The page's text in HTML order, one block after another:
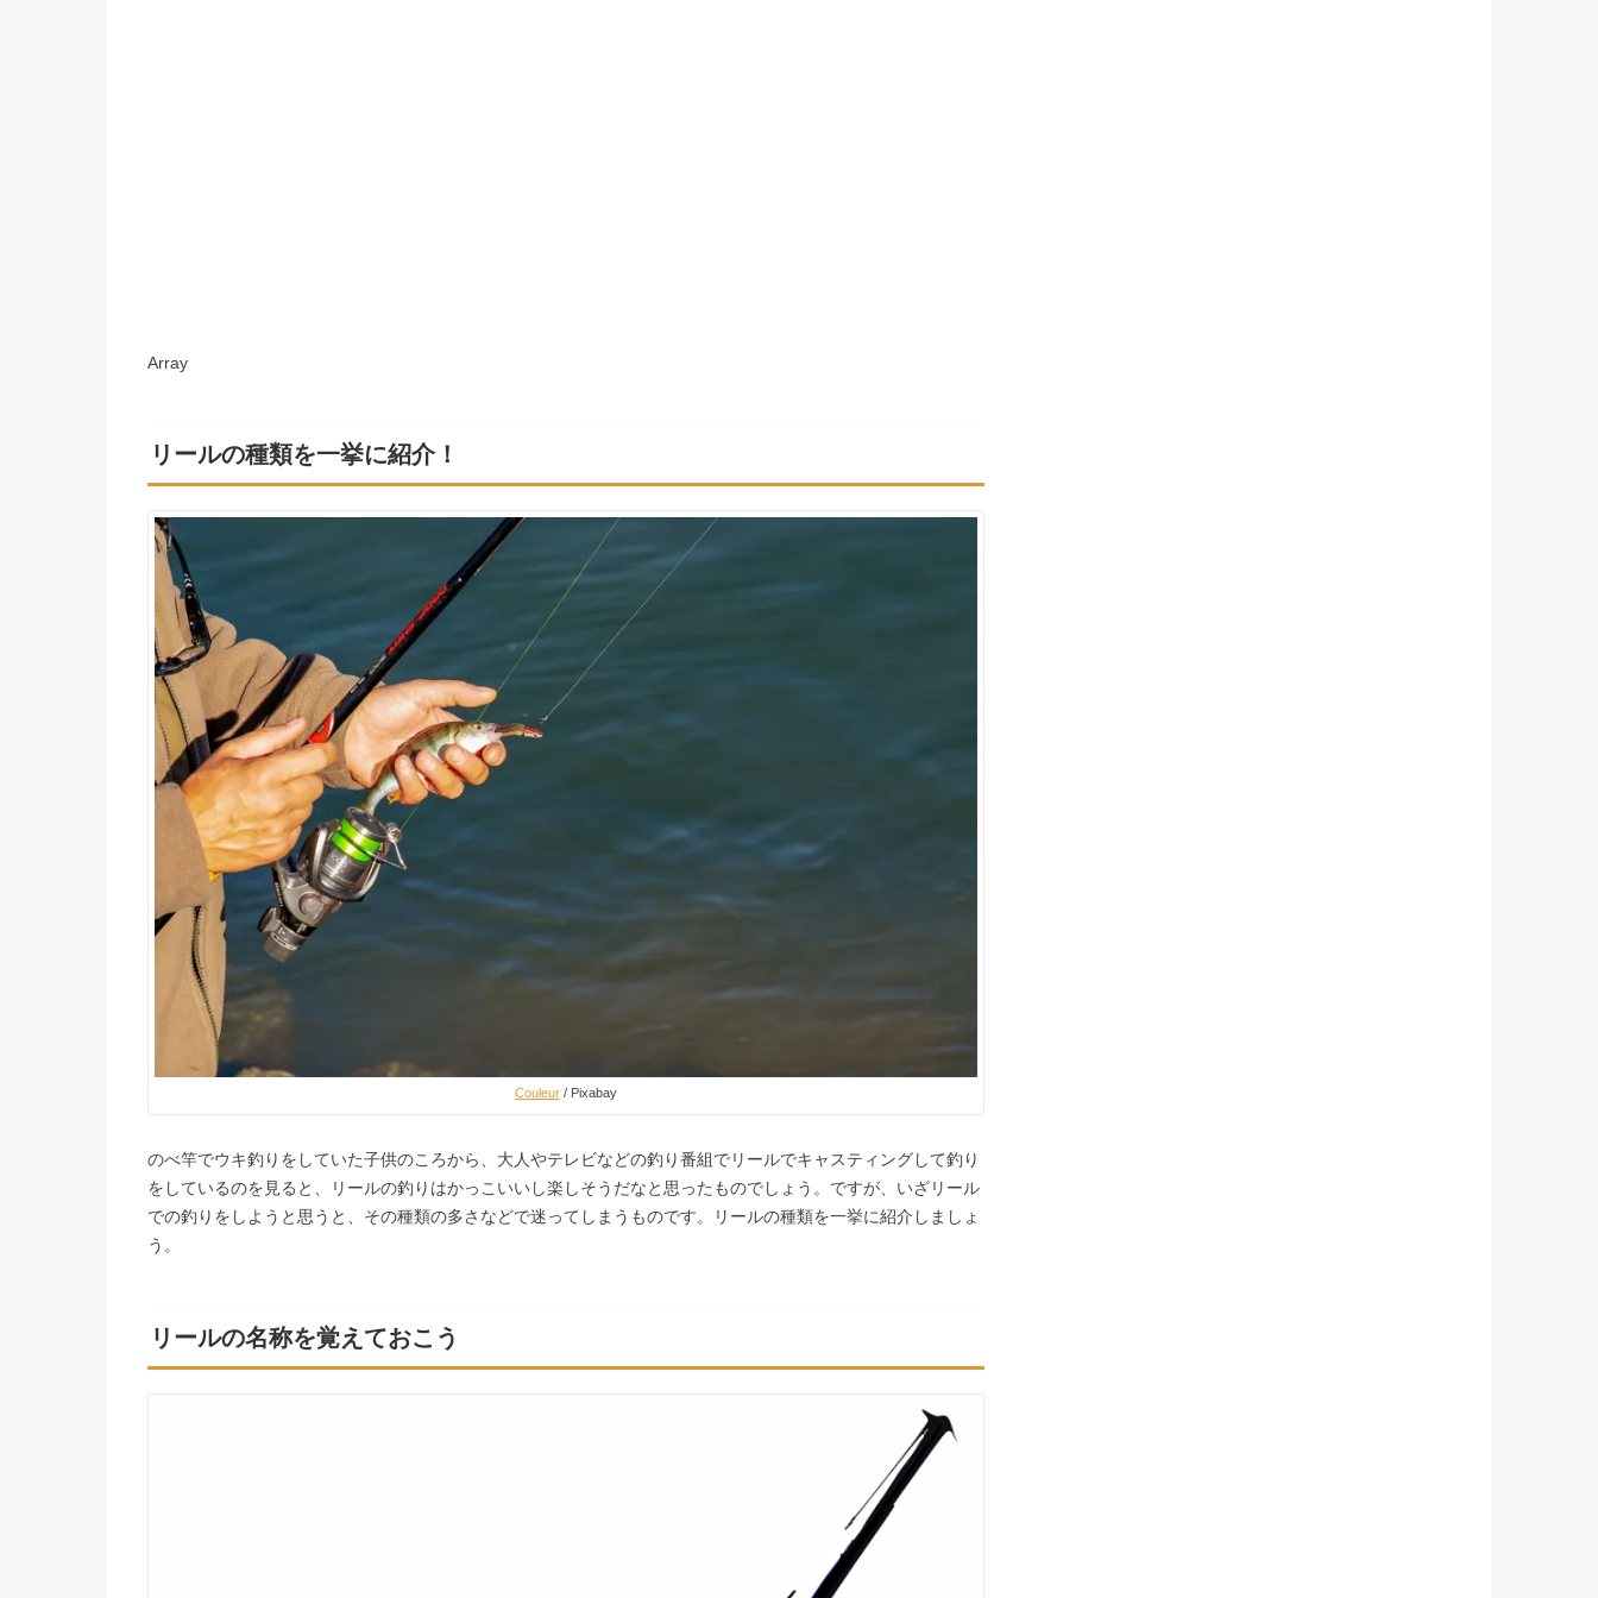
Array
リールの種類を一挙に紹介！
Couleur / Pixabay
のべ竿でウキ釣りをしていた子供のころから、大人やテレビなどの釣り番組でリールでキャスティングして釣り
をしているのを見ると、リールの釣りはかっこいいし楽しそうだなと思ったものでしょう。ですが、いざリール
での釣りをしようと思うと、その種類の多さなどで迷ってしまうものです。リールの種類を一挙に紹介しましょ
う。
リールの名称を覚えておこう